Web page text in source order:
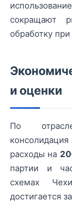
сокращают
обработку
и оценки
По
расходы на
партии и
схемах
достигается